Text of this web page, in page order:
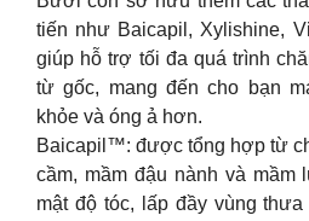
tiến như Baicapil, Xylishine,
giúp hỗ trợ tối đa quá trình
từ gốc, mang đến cho bạn
khỏe và óng ả hơn.
Baicapil™: được tổng hợp từ
cầm, mầm đậu nành và mầm
mật độ tóc, lấp đầy vùng